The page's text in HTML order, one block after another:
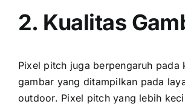
2. Kualitas
Pixel pitch јugа berpengaruh раdа
gambar уаng ditampilkan раdа
outdoor. Pixel pitch уаng lеbіh